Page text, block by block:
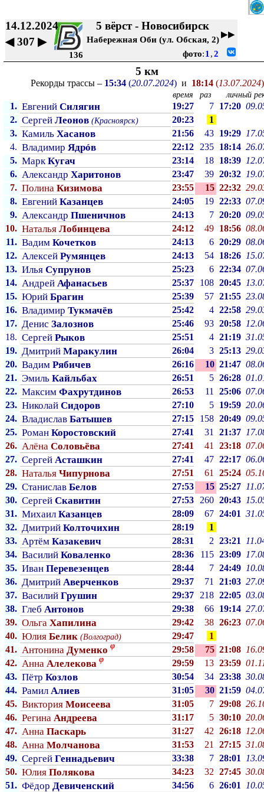
14.12.2024
◀307 ▶
136
5 вёрст - Новосибирск
Набережная Оби (ул. Обская, 2)
▶▶
фото:1,2
5 км
Рекорды трассы – 15:34(20.07.2024)и 18:14(13.07.2024)
время раз личный
1. Евгений Силягин 19:27 7 17:20
2. Сергей Леонов (Красноярск) 20:23
1
3. Камиль Хасанов 21:56 43 19:29
4. Владимир Ядрóв 22:12 235 18:14
5. МаркКугач 23:14 18 18:39
6. Александр Харитонов 23:47 39 20:32
7. Полина Кизимова 23:55 15 22:32
8. Евгений Казанцев 24:05 19 22:33
9. Александр Пшеничнов 24:13 7 20:20
10. Наталья Лобинцева 24:12 49 18:56
11. Вадим Кочетков 24:13 6 20:29
12. Алексей Румянцев 24:13 54 18:26
13. Илья Супрунов 25:23 6 22:34
14. Андрей Афанасьев 25:37 108 20:45
15. Юрий Брагин 25:39 57 21:55
16. Владимир Тукмачёв 25:42 4 22:58
17. Денис Залознов 25:46 93 20:58
18. Сергей Рыков 25:51 4 21:19
19. Дмитрий Маракулин 26:04 3 25:13
20. Вадим Рябичев 26:16 10 21:47
21. Эмиль Кайльбах 26:51 5 26:28
22. Максим Фахрутдинов 26:53 11 25:06
23. Николай Сидоров 27:10 5 19:59
24. Владислав Батышев 27:15 158 20:49
25. Роман Коростовский 27:41 31 21:37
26. Алёна Соловьёва 27:41 41 23:18
27. Сергей Асташкин 27:41 47 22:17
28. Наталья Чипурнова 27:51 61 25:24
29. Станислав Белов 27:53 15 25:27
30. Сергей Скавитин 27:53 260 20:43
31. Михаил Казанцев 28:09 67 24:01
32. Дмитрий Колточихин 28:19
1
33. Артём Казакевич 28:31 2 23:21
34. Василий Коваленко 28:36 115 23:09
35. Иван Перевезенцев 28:44 7 24:49
36. Дмитрий Аверченков 29:37 71 21:03
37. Василий Грушин 29:37 218 22:05
38. Глеб Антонов 29:38 66 19:14
39. Ольга Хапилина 29:42 38 26:23
40. Юлия Белик (Волгоград) 29:47
1
41. Антонина Думенко φ 29:58 75 21:08
42. Анна Алелекова φ 29:59 13 23:59
43. Пётр Козлов 30:54 34 23:38
44. Рамил Алиев 31:05 30 21:59
45. Виктория Моисеева 31:05 7 29:08
46. Регина Андреева 31:17 5 30:10
47. Анна Паскарь 31:27 42 26:18
48. Анна Молчанова 31:53 21 27:15
49. Сергей Геннадьевич 33:38 7 28:01
50. Юлия Полякова 34:23 32 27:45
51. Фёдор Девиченский 34:56 6 26:01